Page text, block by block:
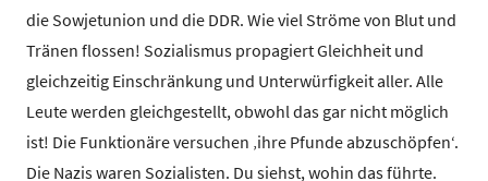
die Sowjetunion und die DDR. Wie viel Ströme von Blut und
Tränen flossen! Sozialismus propagiert Gleichheit und
gleichzeitig Einschränkung und Unterwürfigkeit aller. Alle
Leute werden gleichgestellt, obwohl das gar nicht möglich
ist! Die Funktionäre versuchen ‚ihre Pfunde abzuschöpfen‘.
Die Nazis waren Sozialisten. Du siehst, wohin das führte.